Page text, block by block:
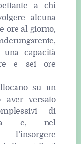
a chi
alcuna
ore al giorno,
capacità
e sei ore
su un
aver versato
di
e, nel
l’insorgere